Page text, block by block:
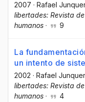
2007 · Rafael
libertades: Revista
humanos · 9
La
un intento de
2002 · Rafael
libertades: Revista
humanos · 4